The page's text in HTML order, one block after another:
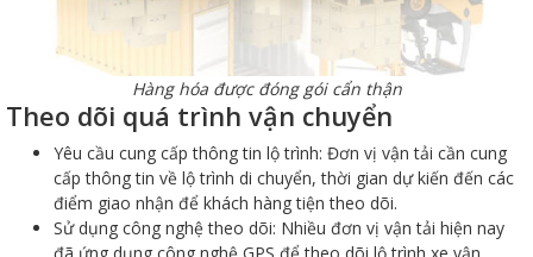
Hàng hóa được đóng gói cẩn thận
Theo dõi quá trình vận chuyển
Yêu cầu cung cấp thông tin lộ trình: Đơn vị vận tải cần cung
cấp thông tin về lộ trình di chuyển, thời gian dự kiến đến các
điểm giao nhận để khách hàng tiện theo dõi.
Sử dụng công nghệ theo dõi: Nhiều đơn vị vận tải hiện nay